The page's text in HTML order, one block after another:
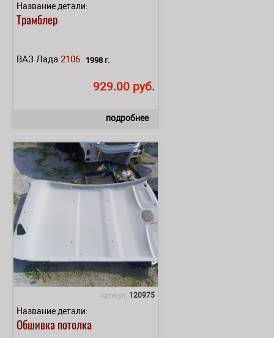
Название детали:
Трамблер
ВАЗ Лада 2106 1998 г.
929.00 руб.
подробнее
Артикул: 120975
Название детали:
Обшивка потолка